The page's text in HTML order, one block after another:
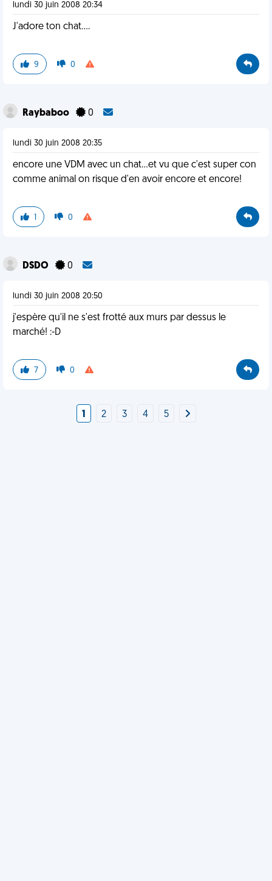
lundi 30 juin 2008 20:34
J'adore ton chat....
9 0
Raybaboo 0
lundi 30 juin 2008 20:35
encore une VDM avec un chat...et vu que c'est super con
comme animal on risque d'en avoir encore et encore!
1 0
DSDO 0
lundi 30 juin 2008 20:50
j'espère qu'il ne s'est frotté aux murs par dessus le
marché! :-D
7 0
1 2 3 4 5